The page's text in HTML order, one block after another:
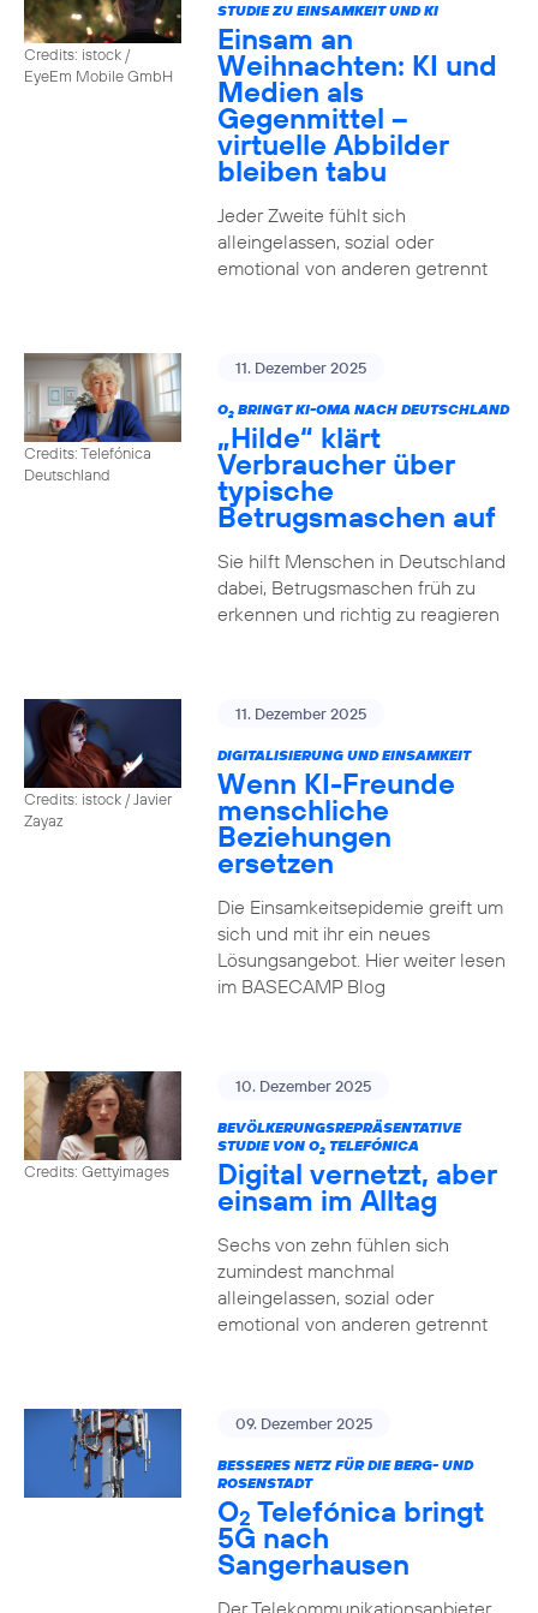
Credits: istock /
EyeEm Mobile GmbH
STUDIE ZU EINSAMKEIT UND KI
Einsam an
Weihnachten: KI und
Medien als
Gegenmittel –
virtuelle Abbilder
bleiben tabu
Jeder Zweite fühlt sich
alleingelassen, sozial oder
emotional von anderen getrennt
Credits: Telefónica
Deutschland
11. Dezember 2025
O2BRINGT KI-OMA NACH DEUTSCHLAND
„Hilde“ klärt
Verbraucher über
typische
Betrugsmaschen auf
Sie hilft Menschen in Deutschland
dabei, Betrugsmaschen früh zu
erkennen und richtig zu reagieren
Credits: istock / Javier
Zayaz
11. Dezember 2025
DIGITALISIERUNG UND EINSAMKEIT
Wenn KI-Freunde
menschliche
Beziehungen
ersetzen
Die Einsamkeitsepidemie greift um
sich und mit ihr ein neues
Lösungsangebot. Hier weiter lesen
im BASECAMP Blog
Credits: Gettyimages
10. Dezember 2025
BEVÖLKERUNGSREPRÄSENTATIVE
STUDIE VON O2TELEFÓNICA
Digital vernetzt, aber
einsam im Alltag
Sechs von zehn fühlen sich
zumindest manchmal
alleingelassen, sozial oder
emotional von anderen getrennt
09. Dezember 2025
BESSERES NETZ FÜR DIE BERG- UND
ROSENSTADT
O2 Telefónica bringt
5G nach
Sangerhausen
Der Telekommunikationsanbieter